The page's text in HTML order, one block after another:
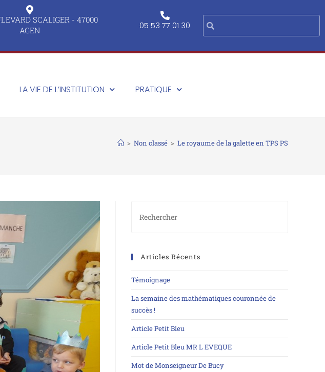
SCALIGER - 47000
AGEN
05 53 77 01 30
LA VIE DE L’INSTITUTION PRATIQUE
> Non classé > Le royaume de la galette en TPS PS
Articles Récents
Témoignage
La semaine des mathématiques couronnée de
succès !
Article Petit Bleu
Article Petit Bleu MR L EVEQUE
Mot de Monseigneur De Bucy